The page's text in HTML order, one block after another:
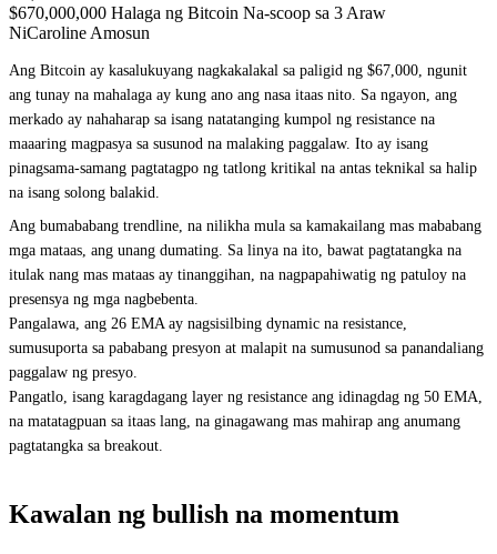
$670,000,000 Halaga ng Bitcoin Na-scoop sa 3 Araw
NiCaroline Amosun
Ang Bitcoin ay kasalukuyang nagkakalakal sa paligid ng $67,000, ngunit
ang tunay na mahalaga ay kung ano ang nasa itaas nito. Sa ngayon, ang
merkado ay nahaharap sa isang natatanging kumpol ng resistance na
maaaring magpasya sa susunod na malaking paggalaw. Ito ay isang
pinagsama-samang pagtatagpo ng tatlong kritikal na antas teknikal sa halip
na isang solong balakid.
Ang bumababang trendline, na nilikha mula sa kamakailang mas mababang
mga mataas, ang unang dumating. Sa linya na ito, bawat pagtatangka na
itulak nang mas mataas ay tinanggihan, na nagpapahiwatig ng patuloy na
presensya ng mga nagbebenta.
Pangalawa, ang 26 EMA ay nagsisilbing dynamic na resistance,
sumusuporta sa pababang presyon at malapit na sumusunod sa panandaliang
paggalaw ng presyo.
Pangatlo, isang karagdagang layer ng resistance ang idinagdag ng 50 EMA,
na matatagpuan sa itaas lang, na ginagawang mas mahirap ang anumang
pagtatangka sa breakout.
Kawalan ng bullish na momentum